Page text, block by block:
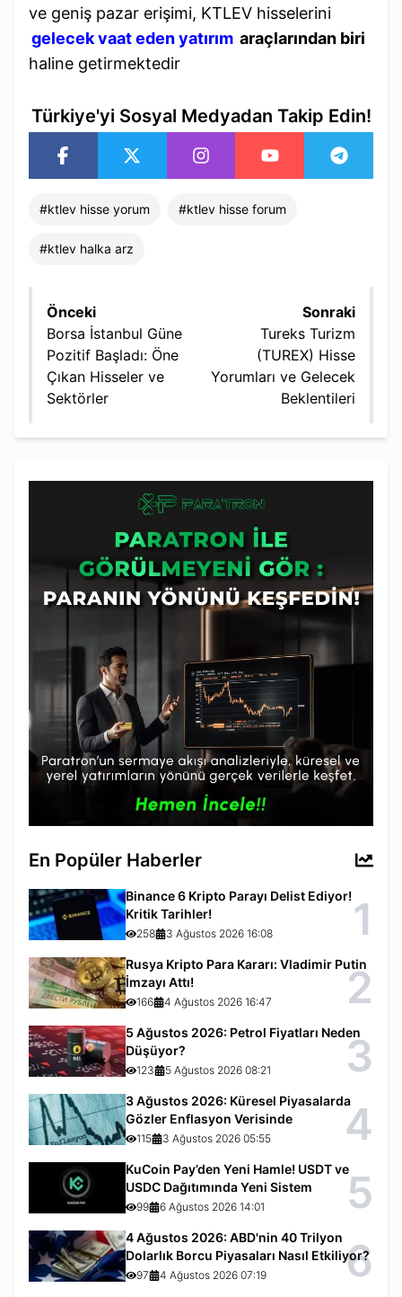
ve geniş pazar erişimi, KTLEV hisselerini
gelecek vaat eden yatırım araçlarından biri
haline getirmektedir
Türkiye'yi Sosyal Medyadan Takip Edin!
#ktlev hisse yorum #ktlev hisse forum​
#ktlev halka arz
Önceki
Borsa İstanbul Güne
Pozitif Başladı: Öne
Çıkan Hisseler ve
Sektörler
Sonraki
Tureks Turizm
(TUREX) Hisse
Yorumları ve Gelecek
Beklentileri
En Popüler Haberler
Binance 6 Kripto Parayı Delist Ediyor!
Kritik Tarihler!
258 3 Ağustos 2026 16:08 1
Rusya Kripto Para Kararı: Vladimir Putin
İmzayı Attı!
166 4 Ağustos 2026 16:47 2
5 Ağustos 2026: Petrol Fiyatları Neden
Düşüyor?
123 5 Ağustos 2026 08:21 3
3 Ağustos 2026: Küresel Piyasalarda
Gözler Enflasyon Verisinde
115 3 Ağustos 2026 05:55 4
KuCoin Pay’den Yeni Hamle! USDT ve
USDC Dağıtımında Yeni Sistem
99 6 Ağustos 2026 14:01 5
4 Ağustos 2026: ABD'nin 40 Trilyon
Dolarlık Borcu Piyasaları Nasıl Etkiliyor?
97 4 Ağustos 2026 07:19 6